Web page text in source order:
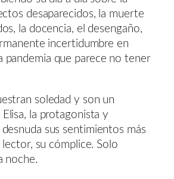
desaparecidos, la muerte
la docencia, el desengaño,
incertidumbre en
pandemia que parece no tener
soledad y son un
la protagonista y
sus sentimientos más
su cómplice. Solo
noche.